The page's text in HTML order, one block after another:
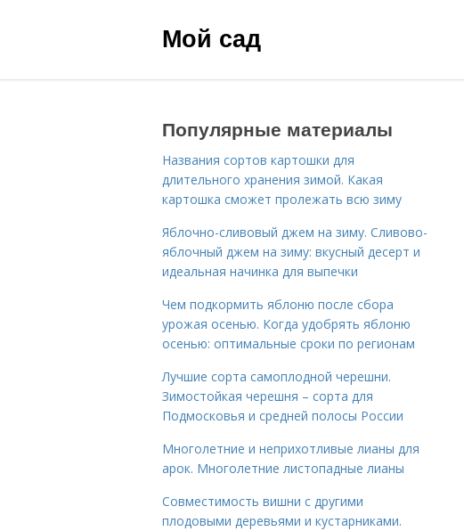
Мой сад
Популярные материалы
Названия сортов картошки для
длительного хранения зимой. Какая
картошка сможет пролежать всю зиму
Яблочно-сливовый джем на зиму. Сливово-
яблочный джем на зиму: вкусный десерт и
идеальная начинка для выпечки
Чем подкормить яблоню после сбора
урожая осенью. Когда удобрять яблоню
осенью: оптимальные сроки по регионам
Лучшие сорта самоплодной черешни.
Зимостойкая черешня – сорта для
Подмосковья и средней полосы России
Многолетние и неприхотливые лианы для
арок. Многолетние листопадные лианы
Совместимость вишни с другими
плодовыми деревьями и кустарниками.